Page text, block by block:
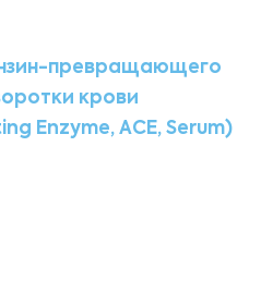
превращающего
крови
Enzyme, ACE, Serum)